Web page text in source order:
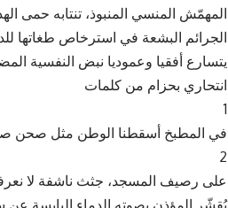
المهمّش المنسي المنبوذ، تنتابه حمى
الجرائم البشعة في استرخاص طغاتها
يتسارع أفقيا وعموديا نبض النفسية
انتحاري بحزام من كلمات
1
في المطبخ أسقطنا الوطن مثل صحن
2
على رصيف المسجد، جثث ناشفة لا
يُقشّر المؤذن بصوته الدماء اليابسة عن